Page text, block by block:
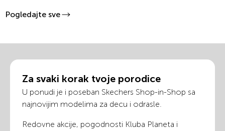
Pogledajte sve
Za svaki korak tvoje porodice
U ponudi je i poseban Skechers Shop-in-Shop sa
najnovijim modelima za decu i odrasle.
Redovne akcije, pogodnosti Kluba Planeta i